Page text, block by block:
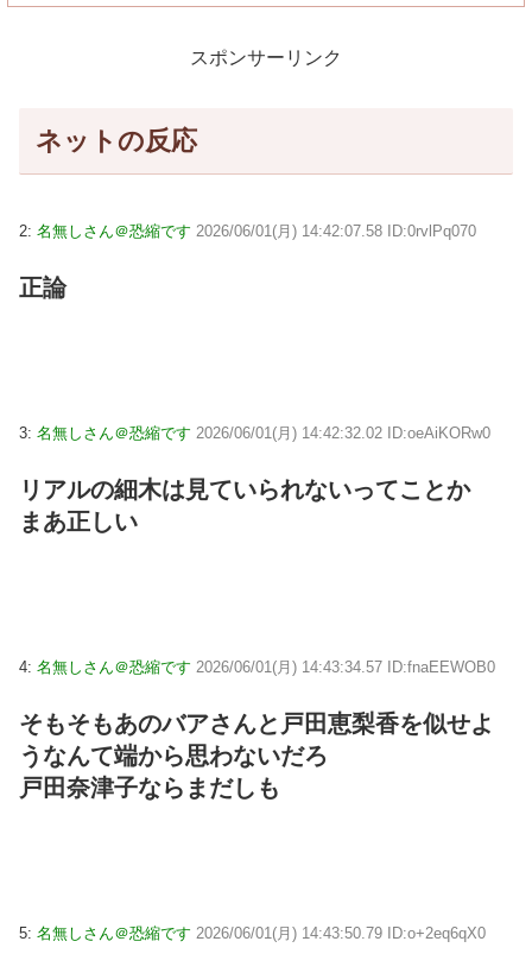
スポンサーリンク
ネットの反応
2: 名無しさん＠恐縮です 2026/06/01(月) 14:42:07.58 ID:0rvlPq070
正論
3: 名無しさん＠恐縮です 2026/06/01(月) 14:42:32.02 ID:oeAiKORw0
リアルの細木は見ていられないってことか
まあ正しい
4: 名無しさん＠恐縮です 2026/06/01(月) 14:43:34.57 ID:fnaEEWOB0
そもそもあのバアさんと戸田恵梨香を似せよ
うなんて端から思わないだろ
戸田奈津子ならまだしも
5: 名無しさん＠恐縮です 2026/06/01(月) 14:43:50.79 ID:o+2eq6qX0